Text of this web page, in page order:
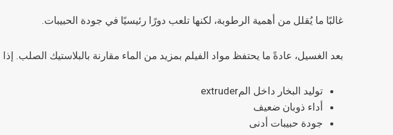
غالبًا ما يُقلل من أهمية الرطوبة، لكنها تلعب دورًا رئيسيًا في جودة الحبيبات.
بعد الغسيل، عادةً ما يحتفظ مواد الفيلم بمزيد من الماء مقارنة بالبلاستيك الصلب.
توليد البخار داخل المextruder
أداء ذوبان ضعيف
جودة حبيبات أدنى